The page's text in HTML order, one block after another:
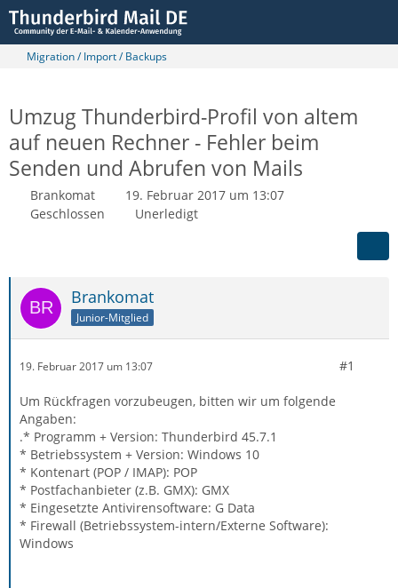
Migration / Import / Backups
Umzug Thunderbird-Profil von altem
auf neuen Rechner - Fehler beim
Senden und Abrufen von Mails
Brankomat
19. Februar 2017 um 13:07
Geschlossen
Unerledigt
Brankomat
Junior-Mitglied
19. Februar 2017 um 13:07 #1
Um Rückfragen vorzubeugen, bitten wir um folgende
Angaben:
.* Programm + Version: Thunderbird 45.7.1
* Betriebssystem + Version: Windows 10
* Kontenart (POP / IMAP): POP
* Postfachanbieter (z.B. GMX): GMX
* Eingesetzte Antivirensoftware: G Data
* Firewall (Betriebssystem-intern/Externe Software):
Windows